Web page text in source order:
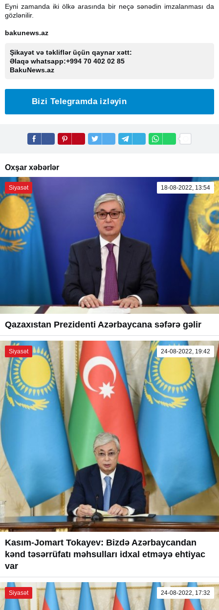
Eyni zamanda iki ölkə arasında bir neçə sənədin imzalanması da
gözlənilir.
bakunews.az
Şikayət və təkliflər üçün qaynar xətt:
Əlaqə whatsapp:+994 70 402 02 85
BakuNews.az
Bizi Telegramda izləyin
Oxşar xəbərlər
Siyasət 18-08-2022, 13:54
Qazaxıstan Prezidenti Azərbaycana səfərə gəlir
Siyasət 24-08-2022, 19:42
Kasım-Jomart Tokayev: Bizdə Azərbaycandan
kənd təsərrüfatı məhsulları idxal etməyə ehtiyac
var
Siyasət 24-08-2022, 17:32